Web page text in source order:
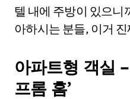
텔 내에 주방이 있으니
아하시는 분들, 이거
아파트형 객실
프롬 홈’